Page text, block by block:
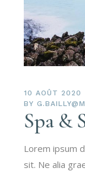
10 AOÛT 2020
BY
Spa &
Lorem ipsum
sit. Ne alia